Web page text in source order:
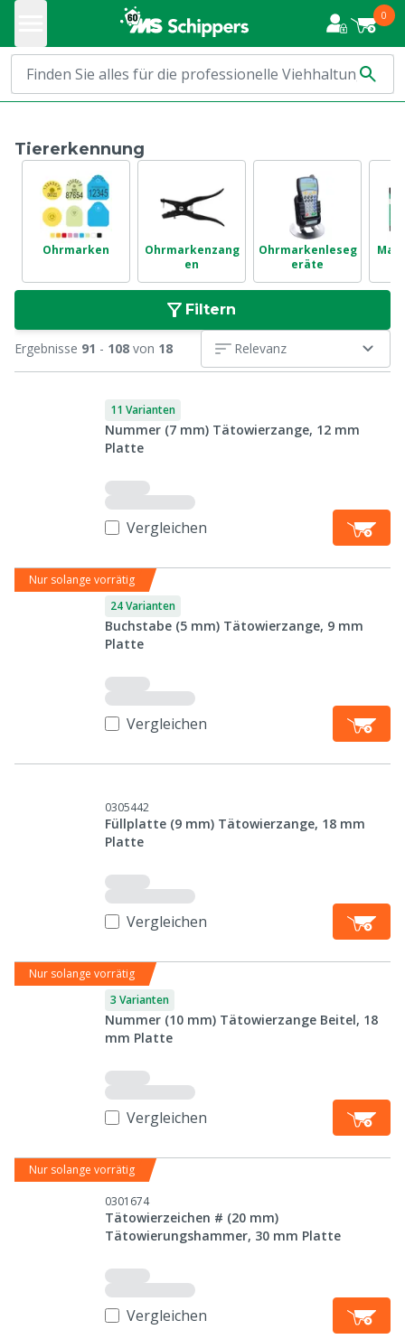
0
Tiererkennung
Ohrmarken
Ohrmarkenzang
en
Ohrmarkenleseg
eräte
Filtern
Ergebnisse 91 - 108 von 18 Relevanz
11 Varianten
Nummer (7 mm) Tätowierzange, 12 mm
Platte
Vergleichen
Nur solange vorrätig
24 Varianten
Buchstabe (5 mm) Tätowierzange, 9 mm
Platte
Vergleichen
0305442
Füllplatte (9 mm) Tätowierzange, 18 mm
Platte
Vergleichen
Nur solange vorrätig
3 Varianten
Nummer (10 mm) Tätowierzange Beitel, 18
mm Platte
Vergleichen
Nur solange vorrätig
0301674
Tätowierzeichen # (20 mm)
Tätowierungshammer, 30 mm Platte
Vergleichen